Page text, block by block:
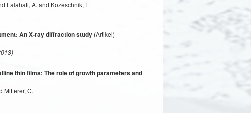
Falahati, A. and Kozeschnik, E.
An X-ray diffraction study(Artikel)
thin films: The role of growth parameters and
Mitterer, C.